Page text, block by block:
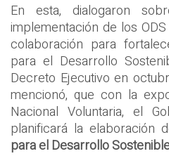
En esta, dialogaron
implementación de los
colaboración para
para el Desarrollo
Decreto Ejecutivo en
mencionó, que con la
Nacional Voluntaria, el
planificará la elaboración
para el Desarrollo